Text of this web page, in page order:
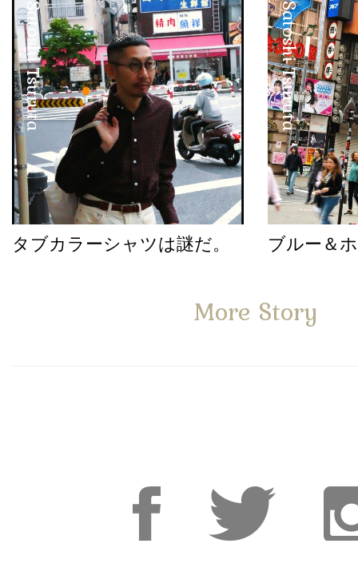
Satoshi Tsuruta
タブカラーシャツは謎だ。
Satoshi Tsuruta
ブルー＆
More Story